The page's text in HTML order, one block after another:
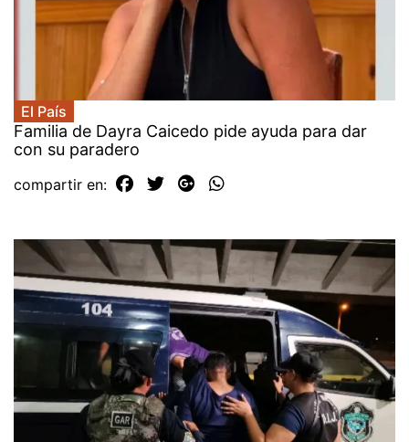
El País
Familia de Dayra Caicedo pide ayuda para dar
con su paradero
compartir en: